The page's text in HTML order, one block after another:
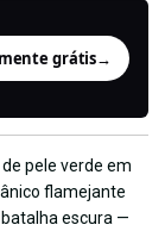
grátis→